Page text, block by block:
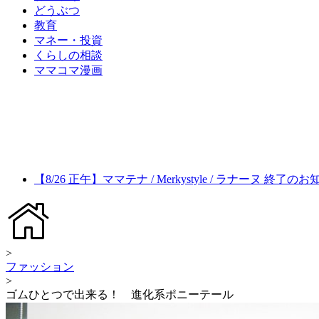
どうぶつ
教育
マネー・投資
くらしの相談
ママコマ漫画
【8/26 正午】ママテナ / Merkystyle / ラナーヌ 終了のお
>
ファッション
>
ゴムひとつで出来る！ 進化系ポニーテール